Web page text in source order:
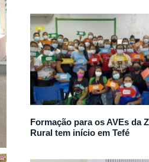
Formação para os AVEs da
Rural tem início em Tefé